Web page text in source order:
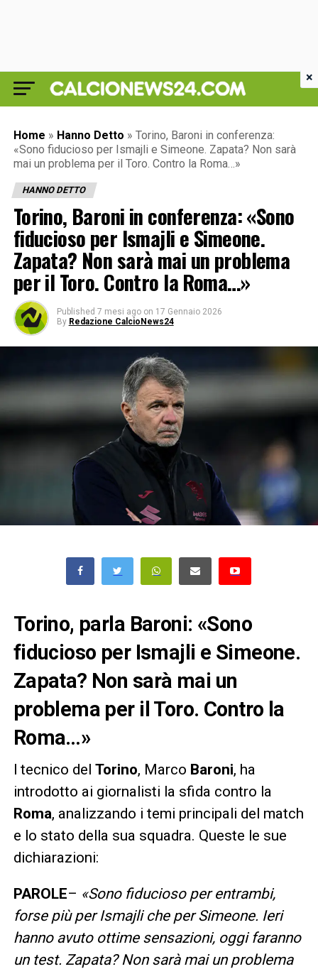
Home » Hanno Detto » Torino, Baroni in conferenza:
«Sono fiducioso per Ismajli e Simeone. Zapata? Non sarà
mai un problema per il Toro. Contro la Roma…»
HANNO DETTO
Torino, Baroni in conferenza: «Sono
fiducioso per Ismajli e Simeone.
Zapata? Non sarà mai un problema
per il Toro. Contro la Roma…»
Published 7 mesi ago on 17 Gennaio 2026
By Redazione CalcioNews24
Torino, parla Baroni: «Sono
fiducioso per Ismajli e Simeone.
Zapata? Non sarà mai un
problema per il Toro. Contro la
Roma…»
l tecnico del Torino, Marco Baroni, ha
introdotto ai giornalisti la sfida contro la
Roma, analizzando i temi principali del match
e lo stato della sua squadra. Queste le sue
dichiarazioni:
PAROLE– «Sono fiducioso per entrambi,
forse più per Ismajli che per Simeone. Ieri
hanno avuto ottime sensazioni, oggi faranno
un test. Zapata? Non sarà mai un problema
×